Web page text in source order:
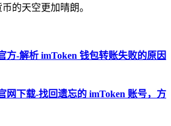
的天空更加晴朗。
方-解析 imToken 钱包转账失败的原因
网下载-找回遗忘的 imToken 账号，方